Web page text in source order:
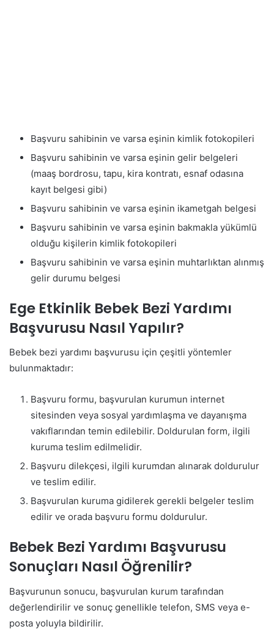
Başvuru sahibinin ve varsa eşinin kimlik fotokopileri
Başvuru sahibinin ve varsa eşinin gelir belgeleri
(maaş bordrosu, tapu, kira kontratı, esnaf odasına
kayıt belgesi gibi)
Başvuru sahibinin ve varsa eşinin ikametgah belgesi
Başvuru sahibinin ve varsa eşinin bakmakla yükümlü
olduğu kişilerin kimlik fotokopileri
Başvuru sahibinin ve varsa eşinin muhtarlıktan alınmış
gelir durumu belgesi
Ege Etkinlik Bebek Bezi Yardımı
Başvurusu Nasıl Yapılır?
Bebek bezi yardımı başvurusu için çeşitli yöntemler
bulunmaktadır:
Başvuru formu, başvurulan kurumun internet
sitesinden veya sosyal yardımlaşma ve dayanışma
vakıflarından temin edilebilir. Doldurulan form, ilgili
kuruma teslim edilmelidir.
Başvuru dilekçesi, ilgili kurumdan alınarak doldurulur
ve teslim edilir.
Başvurulan kuruma gidilerek gerekli belgeler teslim
edilir ve orada başvuru formu doldurulur.
Bebek Bezi Yardımı Başvurusu
Sonuçları Nasıl Öğrenilir?
Başvurunun sonucu, başvurulan kurum tarafından
değerlendirilir ve sonuç genellikle telefon, SMS veya e-
posta yoluyla bildirilir.